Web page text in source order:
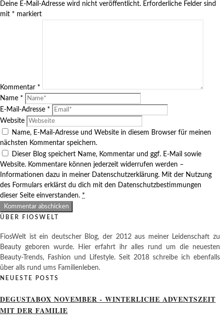
Deine E-Mail-Adresse wird nicht veröffentlicht. Erforderliche Felder sind
mit * markiert
Kommentar *
Name *
E-Mail-Adresse *
Website
Name, E-Mail-Adresse und Website in diesem Browser für meinen
nächsten Kommentar speichern.
Dieser Blog speichert Name, Kommentar und ggf. E-Mail sowie
Website. Kommentare können jederzeit widerrufen werden –
Informationen dazu in meiner Datenschutzerklärung. Mit der Nutzung
des Formulars erklärst du dich mit den Datenschutzbestimmungen
dieser Seite einverstanden. *
ÜBER FIOSWELT
FiosWelt ist ein deutscher Blog, der 2012 aus meiner Leidenschaft zu
Beauty geboren wurde. Hier erfahrt ihr alles rund um die neuesten
Beauty-Trends, Fashion und Lifestyle. Seit 2018 schreibe ich ebenfalls
über alls rund ums Familienleben.
NEUESTE POSTS
DEGUSTABOX NOVEMBER - WINTERLICHE ADVENTSZEIT
MIT DER FAMILIE